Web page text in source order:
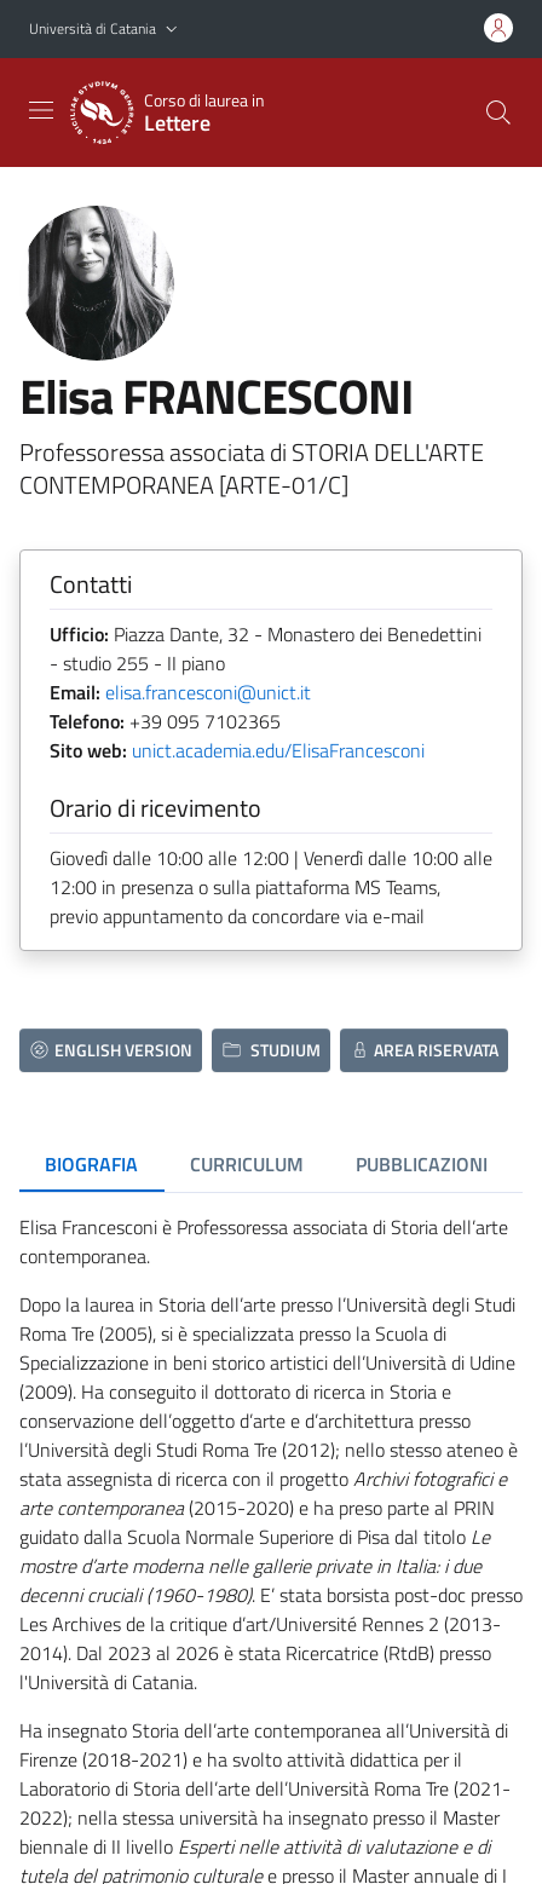
Vai al contenuto principale
Vai al menu di navigazione
Università di Catania
Corso di laurea in
Lettere
Elisa FRANCESCONI
Professoressa associata di STORIA DELL'ARTE
CONTEMPORANEA [ARTE-01/C]
Contatti
Ufficio: Piazza Dante, 32 - Monastero dei Benedettini
- studio 255 - II piano
Email: elisa.francesconi@unict.it
Telefono: +39 095 7102365
Sito web: unict.academia.edu/ElisaFrancesconi
Orario di ricevimento
Giovedì dalle 10:00 alle 12:00 | Venerdì dalle 10:00 alle
12:00 in presenza o sulla piattaforma MS Teams,
previo appuntamento da concordare via e-mail
ENGLISH VERSION STUDIUM AREA RISERVATA
BIOGRAFIA CURRICULUM PUBBLICAZIONI
Elisa Francesconi è Professoressa associata di Storia dell’arte
contemporanea.
Dopo la laurea in Storia dell’arte presso l’Università degli Studi
Roma Tre (2005), si è specializzata presso la Scuola di
Specializzazione in beni storico artistici dell’Università di Udine
(2009). Ha conseguito il dottorato di ricerca in Storia e
conservazione dell’oggetto d’arte e d’architettura presso
l’Università degli Studi Roma Tre (2012); nello stesso ateneo è
stata assegnista di ricerca con il progettoArchivi fotografici e
arte contemporanea(2015-2020) e ha preso parte al PRIN
guidato dalla Scuola Normale Superiore di Pisa dal titolo Le
mostre d’arte moderna nelle gallerie private in Italia: i due
decenni cruciali (1960-1980). E’ stata borsista post-doc presso
Les Archives de la critique d’art/Université Rennes 2 (2013-
2014). Dal 2023 al 2026 è stata Ricercatrice (RtdB) presso
l'Università di Catania.
Ha insegnato Storia dell’arte contemporanea all’Università di
Firenze (2018-2021) e ha svolto attività didattica per il
Laboratorio di Storia dell’arte dell’Università Roma Tre (2021-
2022); nella stessa università ha insegnato presso il Master
biennale di II livello Esperti nelle attività di valutazione e di
tutela del patrimonio culturalee presso il Master annuale di I